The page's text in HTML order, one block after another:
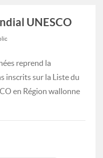
UNESCO
reprend la
inscrits sur la Liste du
en Région wallonne